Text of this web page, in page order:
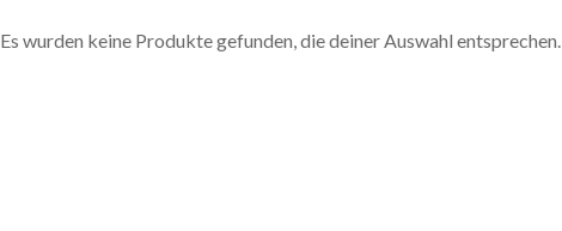
Es wurden keine Produkte gefunden, die deiner Auswahl entsprechen.